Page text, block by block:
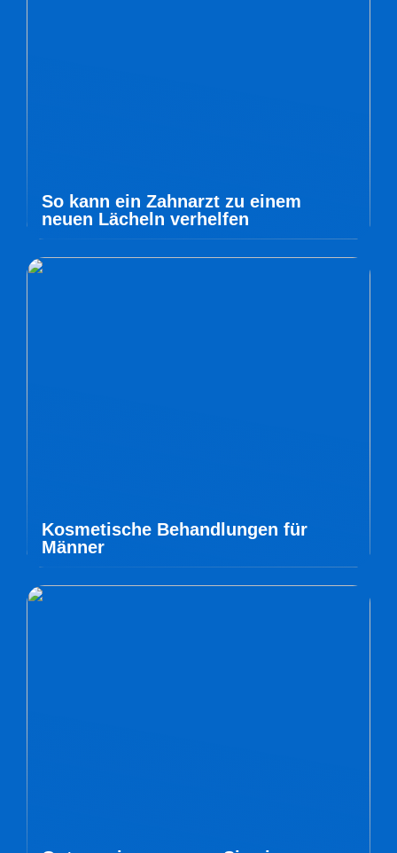
So kann ein Zahnarzt zu einem
neuen Lächeln verhelfen
Kosmetische Behandlungen für
Männer